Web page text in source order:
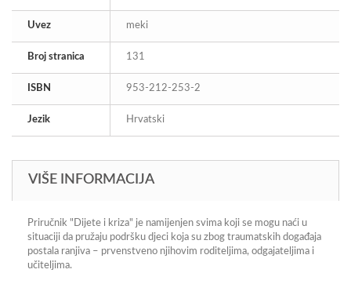
Uvez meki
Broj stranica 131
ISBN 953-212-253-2
Jezik Hrvatski
VIŠE INFORMACIJA
Priručnik "Dijete i kriza" je namijenjen svima koji se mogu naći u
situaciji da pružaju podršku djeci koja su zbog traumatskih događaja
postala ranjiva – prvenstveno njihovim roditeljima, odgajateljima i
učiteljima.